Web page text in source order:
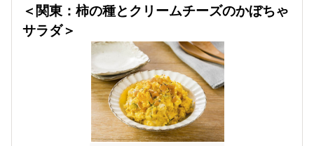
＜関東： 柿の種とクリームチーズのかぼちゃ
サラダ＞